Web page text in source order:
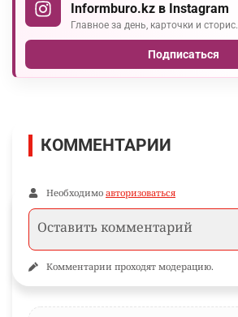
Informburo.kz в Instagram
Главное за день, карточки и сторис.
Подписаться
КОММЕНТАРИИ
Необходимо авторизоваться
Комментарии проходят модерацию.